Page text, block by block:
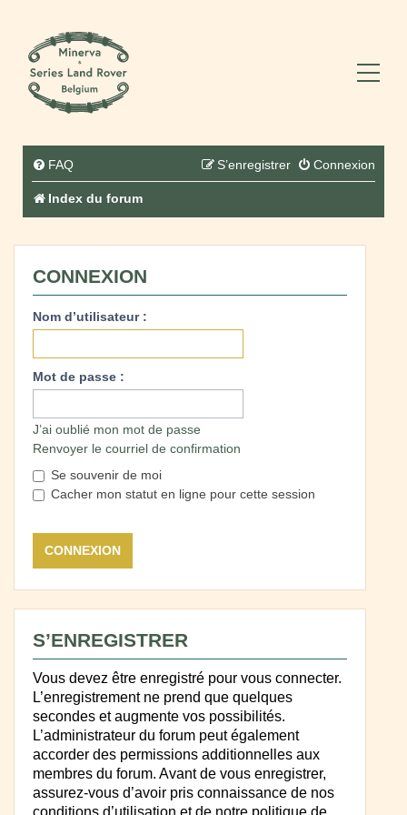
FAQ Connexion
S’enregistrer
Index du forum
CONNEXION
Nom d’utilisateur :
Mot de passe :
J’ai oublié mon mot de passe
Renvoyer le courriel de confirmation
Se souvenir de moi
Cacher mon statut en ligne pour cette session
S’ENREGISTRER
Vous devez être enregistré pour vous connecter.
L’enregistrement ne prend que quelques
secondes et augmente vos possibilités.
L’administrateur du forum peut également
accorder des permissions additionnelles aux
membres du forum. Avant de vous enregistrer,
assurez-vous d’avoir pris connaissance de nos